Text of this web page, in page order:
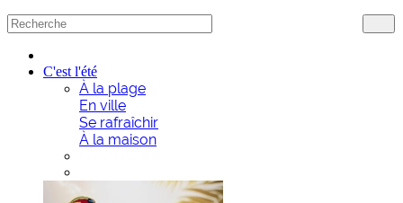
C'est l'été
À la plage
En ville
Se rafraîchir
À la maison